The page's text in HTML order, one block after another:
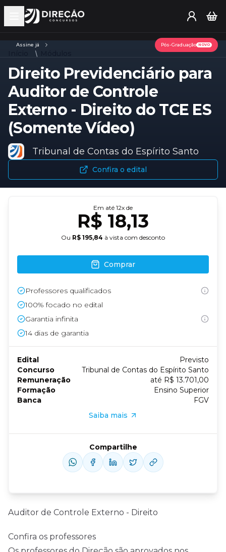
Open main menu
Assine já Pós-Graduação NOVO
Direito Previdenciário para
Auditor de Controle
Externo - Direito do TCE ES
(Somente Vídeo)
Tribunal de Contas do Espírito Santo
Confira o edital
Auditor de Controle Externo - Direito
Confira os professores
Em até 12x de
R$ 18,13
Ou R$ 195,84 à vista com desconto
Comprar
Professores qualificados
100% focado no edital
Garantia infinita
14 dias de garantia
Edital
Previsto
Concurso
Tribunal de Contas do Espírito Santo
Remuneração
até R$ 13.701,00
Formação
Ensino Superior
Banca
FGV
Saiba mais
Compartilhe